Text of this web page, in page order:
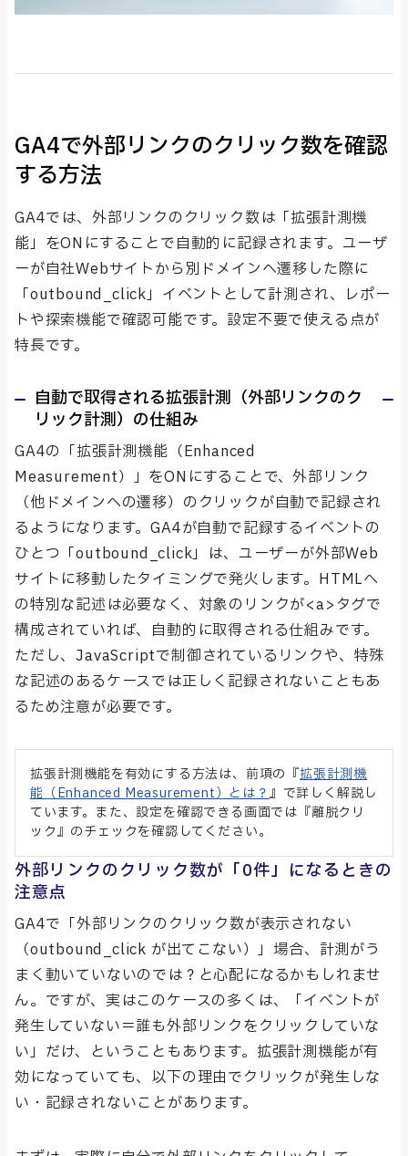
GA4で外部リンクのクリック数を確認
する方法
GA4では、外部リンクのクリック数は「拡張計測機
能」をONにすることで自動的に記録されます。ユーザ
ーが自社Webサイトから別ドメインへ遷移した際に
「outbound_click」イベントとして計測され、レポー
トや探索機能で確認可能です。設定不要で使える点が
特長です。
自動で取得される拡張計測（外部リンクのク
リック計測）の仕組み
GA4の「拡張計測機能（Enhanced
Measurement）」をONにすることで、外部リンク
（他ドメインへの遷移）のクリックが自動で記録され
るようになります。GA4が自動で記録するイベントの
ひとつ「outbound_click」は、ユーザーが外部Web
サイトに移動したタイミングで発火します。HTMLへ
の特別な記述は必要なく、対象のリンクが<a>タグで
構成されていれば、自動的に取得される仕組みです。
ただし、JavaScriptで制御されているリンクや、特殊
な記述のあるケースでは正しく記録されないこともあ
るため注意が必要です。
拡張計測機能を有効にする方法は、前項の『拡張計測機
能（Enhanced Measurement）とは？』で詳しく解説し
ています。また、設定を確認できる画面では『離脱クリ
ック』のチェックを確認してください。
外部リンクのクリック数が「0件」になるときの
注意点
GA4で「外部リンクのクリック数が表示されない
（outbound_click が出てこない）」場合、計測がう
まく動いていないのでは？と心配になるかもしれませ
ん。ですが、実はこのケースの多くは、「イベントが
発生していない＝誰も外部リンクをクリックしていな
い」だけ、ということもあります。拡張計測機能が有
効になっていても、以下の理由でクリックが発生しな
い・記録されないことがあります。